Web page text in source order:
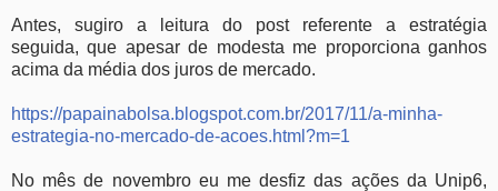
Antes, sugiro a leitura do post referente a estratégia
seguida, que apesar de modesta me proporciona ganhos
acima da média dos juros de mercado.
https://papainabolsa.blogspot.com.br/2017/11/a-minha-
estrategia-no-mercado-de-acoes.html?m=1
No mês de novembro eu me desfiz das ações da Unip6,